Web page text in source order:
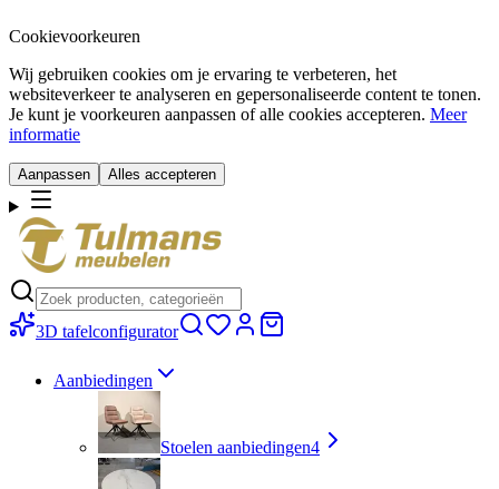
Cookievoorkeuren
Wij gebruiken cookies om je ervaring te verbeteren, het
websiteverkeer te analyseren en gepersonaliseerde content te tonen.
Je kunt je voorkeuren aanpassen of alle cookies accepteren. Meer
informatie
Aanpassen Alles accepteren
3D tafelconfigurator
Aanbiedingen
Stoelen aanbiedingen4